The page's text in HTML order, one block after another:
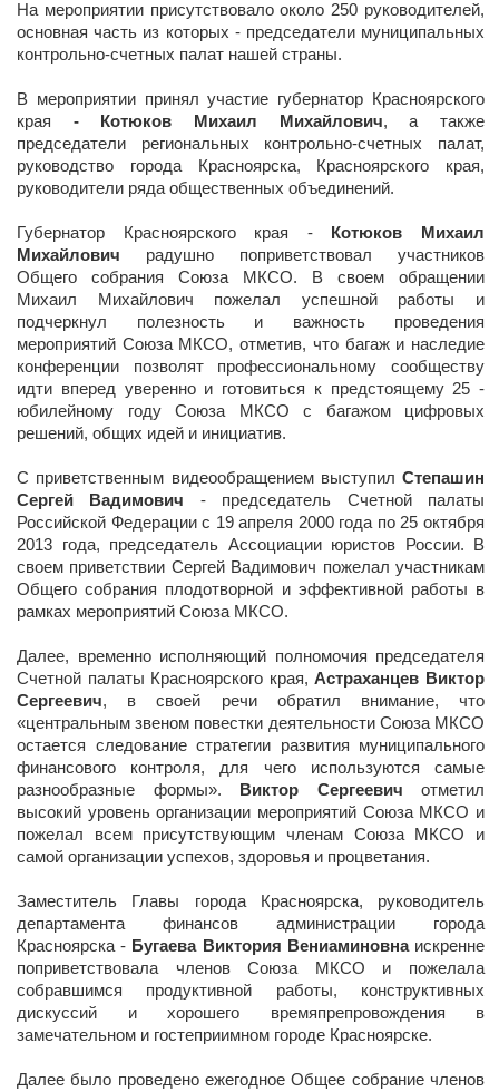
На мероприятии присутствовало около 250 руководителей,
основная часть из которых - председатели муниципальных
контрольно-счетных палат нашей страны.
В мероприятии принял участие губернатор Красноярского
края - Котюков Михаил Михайлович, а также
председатели региональных контрольно-счетных палат,
руководство города Красноярска, Красноярского края,
руководители ряда общественных объединений.
Губернатор Красноярского края -
Котюков Михаил
Михайлович радушно поприветствовал участников
Общего собрания Союза МКСО. В своем обращении
Михаил Михайлович пожелал успешной работы и
подчеркнул полезность и важность проведения
мероприятий Союза МКСО, отметив, что багаж и наследие
конференции позволят профессиональному сообществу
идти вперед уверенно и готовиться к предстоящему 25 -
юбилейному году Союза МКСО с багажом цифровых
решений, общих идей и инициатив.
С приветственным видеообращением выступил Степашин
Сергей Вадимович - председатель Счетной палаты
Российской Федерации с 19 апреля 2000 года по 25 октября
2013 года, председатель Ассоциации юристов России. В
своем приветствии Сергей Вадимович пожелал участникам
Общего собрания плодотворной и эффективной работы в
рамках мероприятий Союза МКСО.
Далее, временно исполняющий полномочия председателя
Счетной палаты Красноярского края,Астраханцев Виктор
Сергеевич, в своей речи обратил внимание, что
«центральным звеном повестки деятельности Союза МКСО
остается следование стратегии развития муниципального
финансового контроля, для чего используются самые
разнообразные формы».
Виктор Сергеевич отметил
высокий уровень организации мероприятий Союза МКСО и
пожелал всем присутствующим членам Союза МКСО и
самой организации успехов, здоровья и процветания.
Заместитель Главы города Красноярска, руководитель
департамента финансов администрации города
Красноярска - Бугаева Виктория Вениаминовнаискренне
поприветствовала членов Союза МКСО и пожелала
собравшимся продуктивной работы, конструктивных
дискуссий и хорошего времяпрепровождения в
замечательном и гостеприимном городе Красноярске.
Далее было проведено ежегодное Общее собрание членов